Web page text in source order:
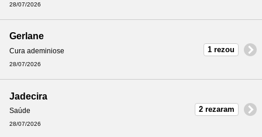
28/07/2026
Gerlane
Cura ademiniose
28/07/2026
1 rezou
Jadecira
Saúde
28/07/2026
2 rezaram